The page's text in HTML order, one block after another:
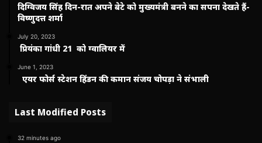
दिग्विजय सिंह दिन-रात अपने बेटे को मुख्यमंत्री बनने का सपना देखते हैं-
विष्णुदत्त शर्मा
July 20, 2023
प्रियंका गांधी 21 को ग्वालियर में
June 1, 2023
एयर फोर्स स्टेशन हिंडन की कमान संजय चोपड़ा ने संभाली
Last Modified Posts
32 minutes ago